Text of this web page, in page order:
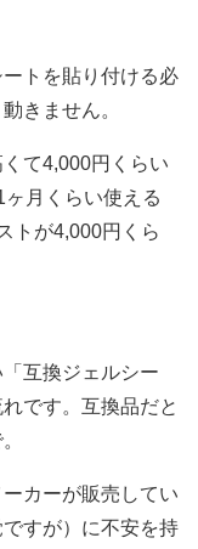
トを貼り付ける必
きません。
て4,000円くらい
月くらい使える
トが4,000円くら
互換ジェルシー
です。互換品だと
カーが販売してい
すが）に不安を持